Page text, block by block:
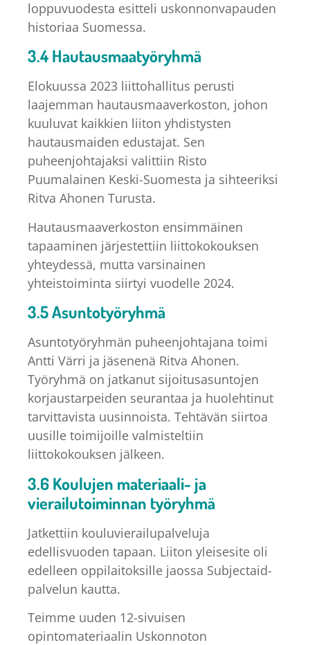
loppuvuodesta esitteli uskonnonvapauden
historiaa Suomessa.
3.4 Hautausmaatyöryhmä
Elokuussa 2023 liittohallitus perusti
laajemman hautausmaaverkoston, johon
kuuluvat kaikkien liiton yhdistysten
hautausmaiden edustajat. Sen
puheenjohtajaksi valittiin Risto
Puumalainen Keski-Suomesta ja sihteeriksi
Ritva Ahonen Turusta.
Hautausmaaverkoston ensimmäinen
tapaaminen järjestettiin liittokokouksen
yhteydessä, mutta varsinainen
yhteistoiminta siirtyi vuodelle 2024.
3.5 Asuntotyöryhmä
Asuntotyöryhmän puheenjohtajana toimi
Antti Värri ja jäsenenä Ritva Ahonen.
Työryhmä on jatkanut sijoitusasuntojen
korjaustarpeiden seurantaa ja huolehtinut
tarvittavista uusinnoista. Tehtävän siirtoa
uusille toimijoille valmisteltiin
liittokokouksen jälkeen.
3.6 Koulujen materiaali- ja
vierailutoiminnan työryhmä
Jatkettiin kouluvierailupalveluja
edellisvuoden tapaan. Liiton yleisesite oli
edelleen oppilaitoksille jaossa Subjectaid-
palvelun kautta.
Teimme uuden 12-sivuisen
opintomateriaalin Uskonnoton